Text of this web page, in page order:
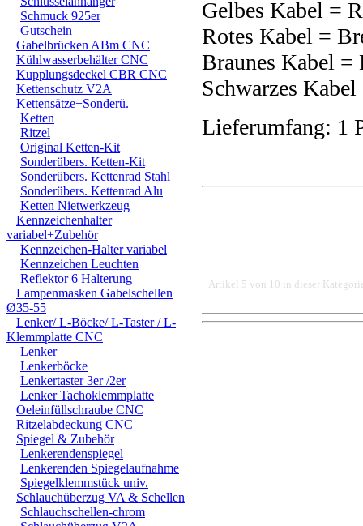
Schmuck 925er
Gutschein
Gabelbrücken ABm CNC
Kühlwasserbehälter CNC
Kupplungsdeckel CBR CNC
Kettenschutz V2A
Kettensätze+Sonderü.
Ketten
Ritzel
Original Ketten-Kit
Sonderübers. Ketten-Kit
Sonderübers. Kettenrad Stahl
Sonderübers. Kettenrad Alu
Ketten Nietwerkzeug
Kennzeichenhalter
variabel+Zubehör
Kennzeichen-Halter variabel
Kennzeichen Leuchten
Reflektor 6 Halterung
Lampenmasken Gabelschellen
Ø35-55
Lenker/ L-Böcke/ L-Taster / L-
Klemmplatte CNC
Lenker
Lenkerböcke
Lenkertaster 3er /2er
Lenker Tachoklemmplatte
Oeleinfüllschraube CNC
Ritzelabdeckung CNC
Spiegel & Zubehör
Lenkerendenspiegel
Lenkerenden Spiegelaufnahme
Spiegelklemmstück univ.
Schlauchüberzug VA & Schellen
Schlauchschellen-chrom
Gelbes Kabel =
Rotes Kabel =
Braunes Kabel
Schwarzes
Lieferumfang: 1
Artikel 5 von 10 in dieser